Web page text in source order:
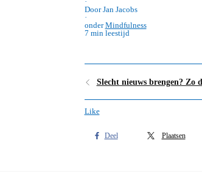
Door Jan Jacobs
·
onderMindfulness
7 min leestijd
Slecht nieuws brengen? Zo
Like
Deel Plaatsen